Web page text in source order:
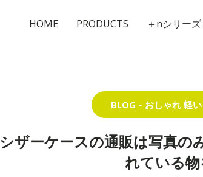
HOME PRODUCTS ＋nシリーズ
BLOG おしゃれ 軽
シザーケースの通販は写真の
れている